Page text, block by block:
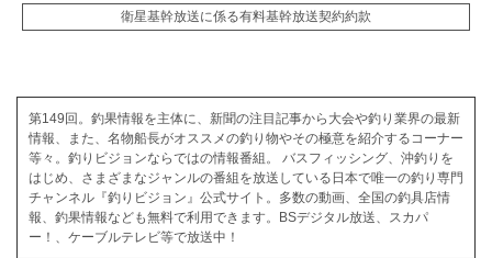
衛星基幹放送に係る有料基幹放送契約約款
第149回。釣果情報を主体に、新聞の注目記事から大会や釣り業界の最新
情報、また、名物船長がオススメの釣り物やその極意を紹介するコーナー
等々。釣りビジョンならではの情報番組。 バスフィッシング、沖釣りを
はじめ、さまざまなジャンルの番組を放送している日本で唯一の釣り専門
チャンネル『釣りビジョン』公式サイト。多数の動画、全国の釣具店情
報、釣果情報なども無料で利用できます。BSデジタル放送、スカパ
ー！、ケーブルテレビ等で放送中！